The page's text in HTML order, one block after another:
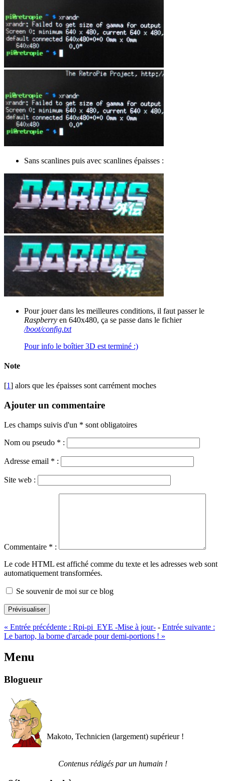
Sans scanlines puis avec scanlines épaisses :
Pour jouer dans les meilleures conditions, il faut passer le
Raspberry en 640x480, ça se passe dans le fichier
/boot/config.txt
Pour info le boîtier 3D est terminé :)
Note
[1] alors que les épaisses sont carrément moches
Ajouter un commentaire
Les champs suivis d'un * sont obligatoires
Nom ou pseudo * :
Adresse email * :
Site web :
Commentaire * :
Le code HTML est affiché comme du texte et les adresses web sont
automatiquement transformées.
Se souvenir de moi sur ce blog
Prévisualiser
« Entrée précédente : Rpi-pi_EYE -Mise à jour- - Entrée suivante :
Le bartop, la borne d'arcade pour demi-portions ! »
Menu
Blogueur
Makoto, Technicien (largement) supérieur !
Contenus rédigés par un humain !